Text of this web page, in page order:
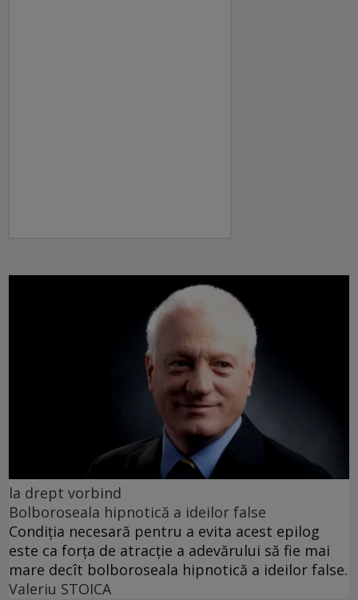
la drept vorbind
Bolboroseala hipnotică a ideilor false
Condiția necesară pentru a evita acest epilog
este ca forța de atracție a adevărului să fie mai
mare decît bolboroseala hipnotică a ideilor false.
Valeriu STOICA